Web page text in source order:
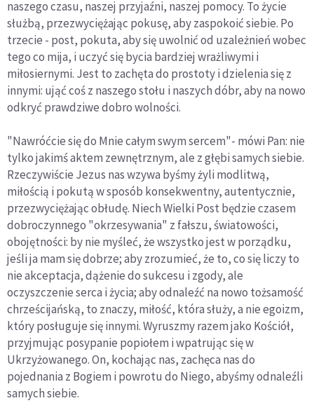
naszego czasu, naszej przyjaźni, naszej pomocy. To życie
służbą, przezwyciężając pokusę, aby zaspokoić siebie. Po
trzecie - post, pokuta, aby się uwolnić od uzależnień wobec
tego co mija, i uczyć się bycia bardziej wrażliwymi i
miłosiernymi. Jest to zachęta do prostoty i dzielenia się z
innymi: ująć coś z naszego stołu i naszych dóbr, aby na nowo
odkryć prawdziwe dobro wolności.
"Nawróćcie się do Mnie całym swym sercem"- mówi Pan: nie
tylko jakimś aktem zewnętrznym, ale z głębi samych siebie.
Rzeczywiście Jezus nas wzywa byśmy żyli modlitwą,
miłością i pokutą w sposób konsekwentny, autentycznie,
przezwyciężając obłudę. Niech Wielki Post będzie czasem
dobroczynnego "okrzesywania" z fałszu, światowości,
obojętności: by nie myśleć, że wszystko jest w porządku,
jeśli ja mam się dobrze; aby zrozumieć, że to, co się liczy to
nie akceptacja, dążenie do sukcesu i zgody, ale
oczyszczenie serca i życia; aby odnaleźć na nowo tożsamość
chrześcijańską, to znaczy, miłość, która służy, a nie egoizm,
który posługuje się innymi. Wyruszmy razem jako Kościół,
przyjmując posypanie popiołem i wpatrując się w
Ukrzyżowanego. On, kochając nas, zachęca nas do
pojednania z Bogiem i powrotu do Niego, abyśmy odnaleźli
samych siebie.